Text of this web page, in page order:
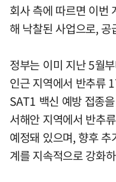
회사 측에 따르면 이번
해 낙찰된 사업으로,
정부는 이미 지난 5월
인근 지역에서 반추류
SAT1 백신 예방 접종
서해안 지역에서 반추
예정돼 있으며, 향후
계를 지속적으로 강화